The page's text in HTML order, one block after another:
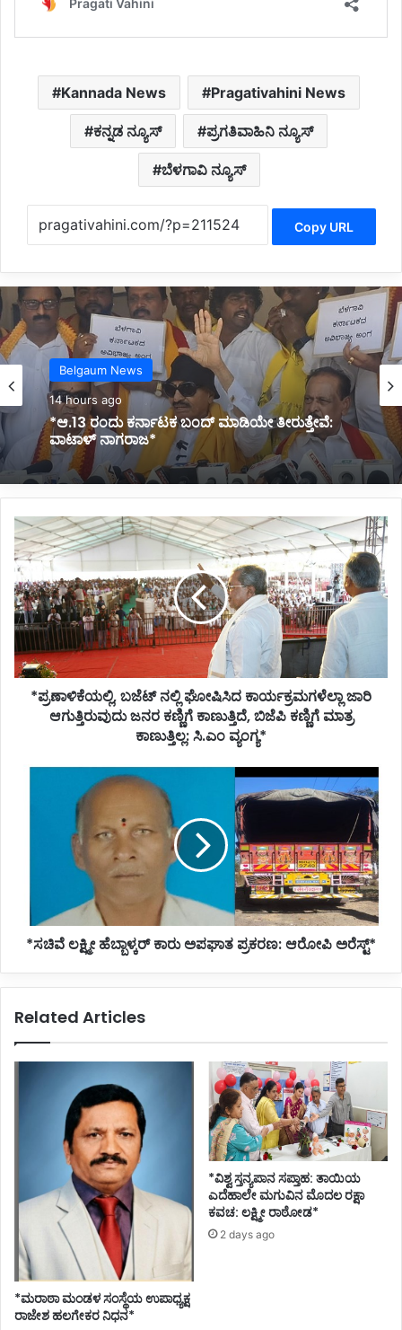
Kannada News Pragativahini News
ಕನ್ನಡ ನ್ಯೂಸ್ ಪ್ರಗತಿವಾಹಿನಿ ನ್ಯೂಸ್
ಬೆಳಗಾವಿ ನ್ಯೂಸ್
Copy URL
Belgaum News
14 hours ago
*ಆ.13 ರಂದು ಕರ್ನಾಟಕ ಬಂದ್ ಮಾಡಿಯೇ ತೀರುತ್ತೇವೆ:
ವಾಟಾಳ್ ನಾಗರಾಜ*
*ಪ್ರಣಾಳಿಕೆಯಲ್ಲಿ,
ಬಜೆಟ್
ನಲ್ಲಿ
ಘೋಷಿಸಿದ
ಕಾರ್ಯಕ್ರಮಗಳೆಲ್ಲಾ
ಜಾರಿ
ಆಗುತ್ತಿರುವುದು
ಜನರ
ಕಣ್ಣಿಗೆ
ಕಾಣುತ್ತಿದೆ,
ಕಾಣುತ್ತಿಲ್ಲ:
*ಪ್ರಣಾಳಿಕೆಯಲ್ಲಿ, ಬಜೆಟ್ ನಲ್ಲಿ ಘೋಷಿಸಿದ ಕಾರ್ಯಕ್ರಮಗಳೆಲ್ಲಾ ಜಾರಿ
ಆಗುತ್ತಿರುವುದು ಜನರ ಕಣ್ಣಿಗೆ ಕಾಣುತ್ತಿದೆ, ಬಿಜೆಪಿ ಕಣ್ಣಿಗೆ ಮಾತ್ರ
ಕಾಣುತ್ತಿಲ್ಲ: ಸಿ.ಎಂ ವ್ಯಂಗ್ಯ*
*ಸಚಿವೆ
ಅರೆಸ್ಟ್*
*ಸಚಿವೆ ಲಕ್ಷ್ಮೀ ಹೆಬ್ಬಾಳ್ಕರ್ ಕಾರು ಅಪಘಾತ ಪ್ರಕರಣ: ಆರೋಪಿ ಅರೆಸ್ಟ್*
Related Articles
*ಮರಾಠಾ ಮಂಡಳ ಸಂಸ್ಥೆಯ ಉಪಾಧ್ಯಕ್ಷ
ರಾಜೇಶ ಹಲಗೇಕರ ನಿಧನ*
*ವಿಶ್ವ ಸ್ತನ್ಯಪಾನ ಸಪ್ತಾಹ: ತಾಯಿಯ
ಎದೆಹಾಲೇ ಮಗುವಿನ ಮೊದಲ ರಕ್ಷಾ
ಕವಚ: ಲಕ್ಷ್ಮೀ ರಾಠೋಡ*
2 days ago